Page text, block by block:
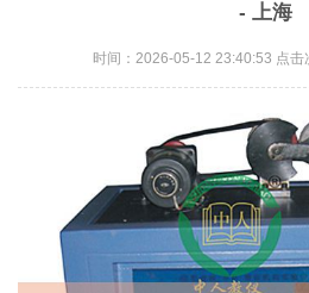
- 上海
时间：2026-05-12 23:40:53 点击